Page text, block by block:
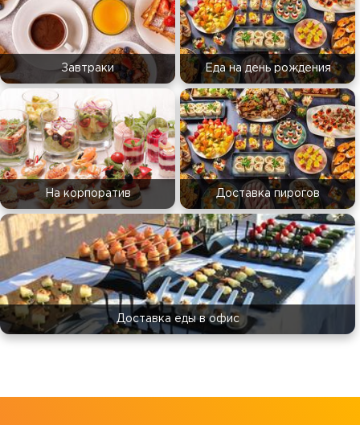
Завтраки Еда на день рождения
На корпоратив Доставка пирогов
Доставка еды в офис